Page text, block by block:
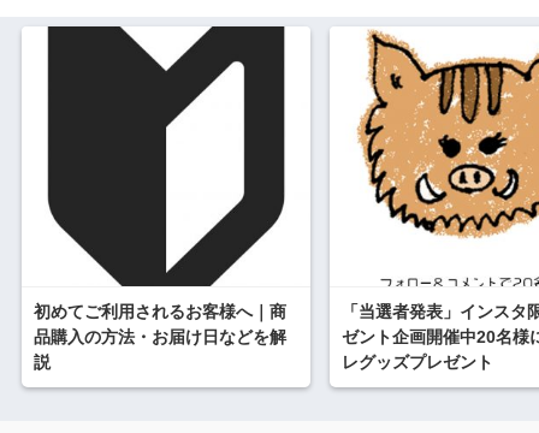
初めてご利用されるお客様へ｜商
品購入の方法・お届け日などを解
説
「当選者発表」インスタ
ゼント企画開催中20名様
レグッズプレゼント